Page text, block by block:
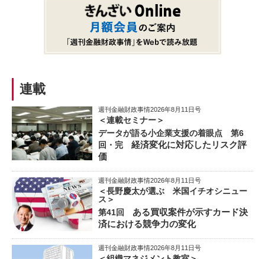
連載
週刊金融財政事情2026年8月11日号
＜連載セミナー＞
データが語る小企業支援の着眼点 第6
回・完
経済変化に対応したリスク評
価
週刊金融財政事情2026年8月11日号
＜長野慶太が選ぶ 米国イチオシニュー
ス＞
第41回
ある買収案件が示すカード決
済における競争力の変化
週刊金融財政事情2026年8月11日号